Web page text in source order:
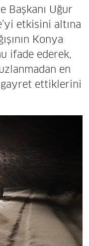
Başkanı Uğur
etkisini altına
Konya
ifade ederek,
en
ettiklerini